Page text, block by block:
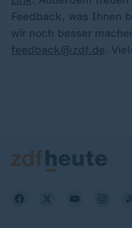
Feedback, was Ihnen
wir noch besser
feedback@zdf.de.